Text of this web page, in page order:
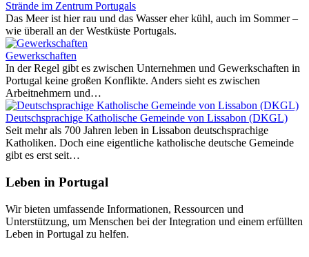
Strände im Zentrum Portugals
Das Meer ist hier rau und das Wasser eher kühl, auch im Sommer –
wie überall an der Westküste Portugals.
Gewerkschaften
In der Regel gibt es zwischen Unternehmen und Gewerkschaften in
Portugal keine großen Konflikte. Anders sieht es zwischen
Arbeitnehmern und…
Deutschsprachige Katholische Gemeinde von Lissabon (DKGL)
Seit mehr als 700 Jahren leben in Lissabon deutschsprachige
Katholiken. Doch eine eigentliche katholische deutsche Gemeinde
gibt es erst seit…
Leben in Portugal
Wir bieten umfassende Informationen, Ressourcen und
Unterstützung, um Menschen bei der Integration und einem erfüllten
Leben in Portugal zu helfen.